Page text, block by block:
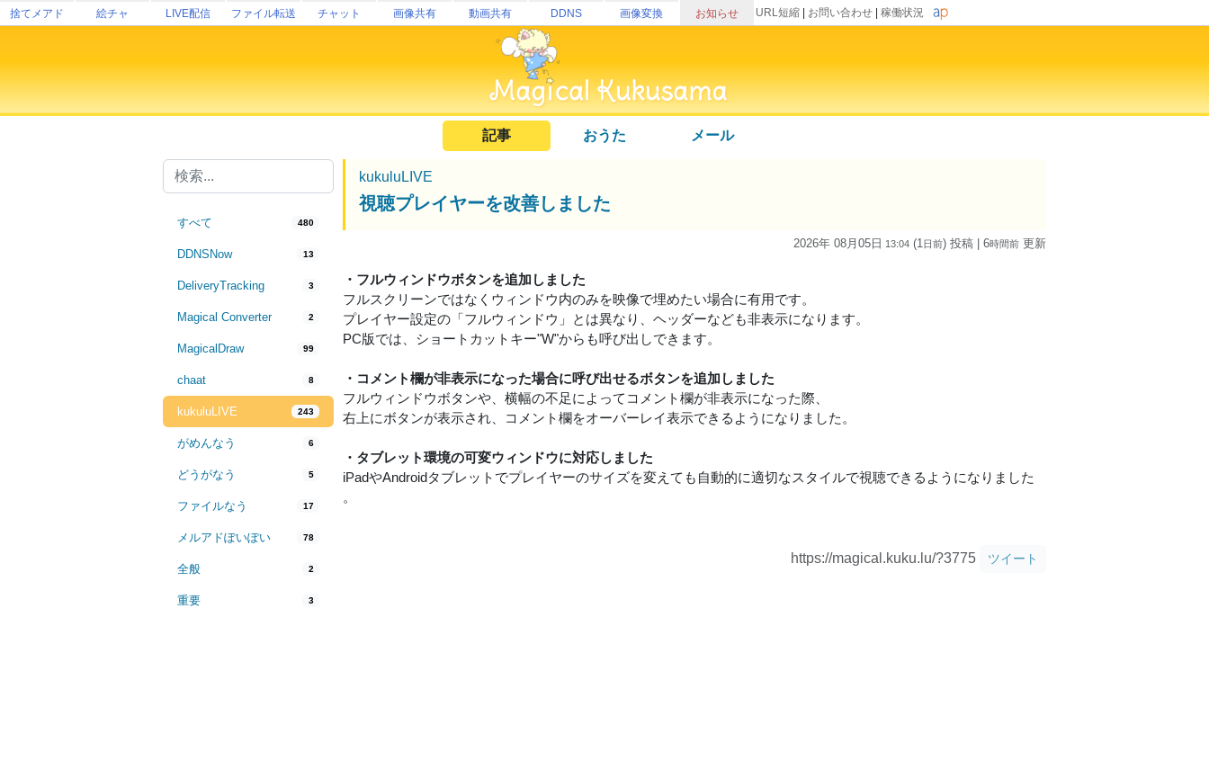
捨てメアド 絵チャ LIVE配信 ファイル転送 チャット 画像共有 動画共有 DDNS 画像変換 お知らせ URL短縮 お問い合わせ 稼働状況
記事 おうた メール
すべて 480
DDNSNow 13
DeliveryTracking 3
Magical Converter 2
MagicalDraw 99
chaat 8
kukuluLIVE 243
がめんなう 6
どうがなう 5
ファイルなう 17
メルアドぽいぽい 78
全般 2
重要 3
kukuluLIVE
視聴プレイヤーを改善しました
2026年 08月05日 13:04 (1日前) 投稿 | 6時間前 更新
・フルウィンドウボタンを追加しました
フルスクリーンではなくウィンドウ内のみを映像で埋めたい場合に有用です。
プレイヤー設定の「フルウィンドウ」とは異なり、ヘッダーなども非表示になります。
PC版では、ショートカットキー"W"からも呼び出しできます。
・コメント欄が非表示になった場合に呼び出せるボタンを追加しました
フルウィンドウボタンや、横幅の不足によってコメント欄が非表示になった際、
右上にボタンが表示され、コメント欄をオーバーレイ表示できるようになりました。
・タブレット環境の可変ウィンドウに対応しました
iPadやAndroidタブレットでプレイヤーのサイズを変えても自動的に適切なスタイルで視聴できるようになりました
。
https://magical.kuku.lu/?3775 ツイート